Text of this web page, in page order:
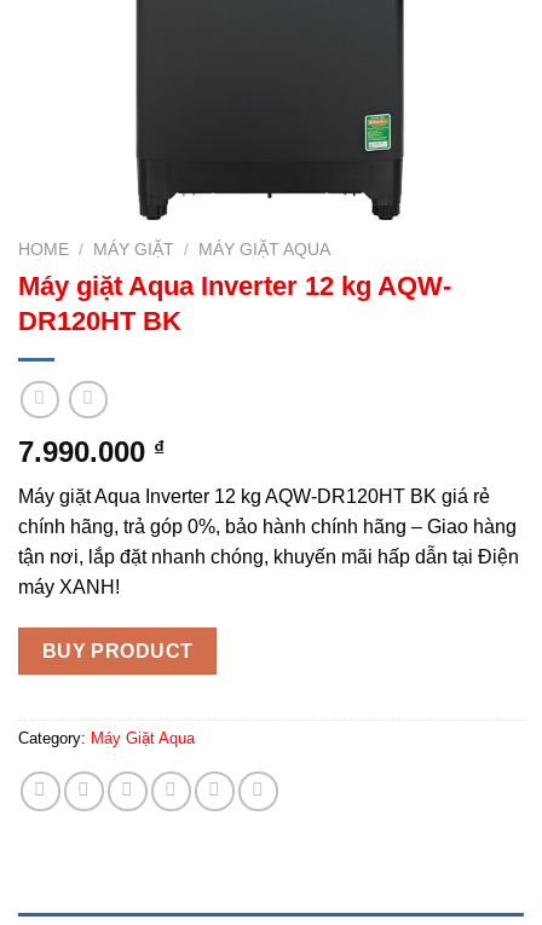
HOME / MÁY GIẶT / MÁY GIẶT AQUA
Máy giặt Aqua Inverter 12 kg AQW-
DR120HT BK
7.990.000 ₫
Máy giặt Aqua Inverter 12 kg AQW-DR120HT BK giá rẻ
chính hãng, trả góp 0%, bảo hành chính hãng – Giao hàng
tận nơi, lắp đặt nhanh chóng, khuyến mãi hấp dẫn tại Điện
máy XANH!
BUY PRODUCT
Category: Máy Giặt Aqua